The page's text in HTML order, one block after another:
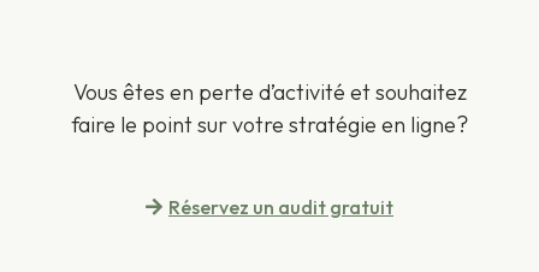
Vous êtes en perte d’activité et souhaitez
faire le point sur votre stratégie en ligne?
Réservez un audit gratuit